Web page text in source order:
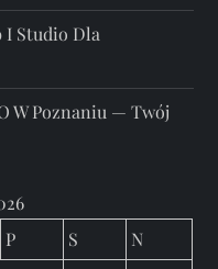
I Studio Dla
W Poznaniu — Twój
P S
N